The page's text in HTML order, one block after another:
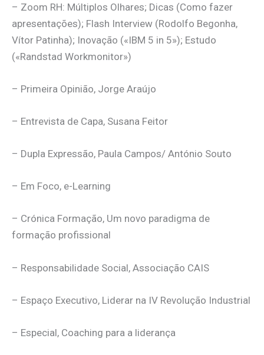
– Zoom RH: Múltiplos Olhares; Dicas (Como fazer
apresentações); Flash Interview (Rodolfo Begonha,
Vítor Patinha); Inovação («IBM 5 in 5»); Estudo
(«Randstad Workmonitor»)
– Primeira Opinião, Jorge Araújo
– Entrevista de Capa, Susana Feitor
– Dupla Expressão, Paula Campos/ António Souto
– Em Foco, e-Learning
– Crónica Formação, Um novo paradigma de
formação profissional
– Responsabilidade Social, Associação CAIS
– Espaço Executivo, Liderar na IV Revolução Industrial
– Especial, Coaching para a liderança